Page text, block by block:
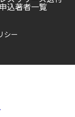
込著者一覧
シー